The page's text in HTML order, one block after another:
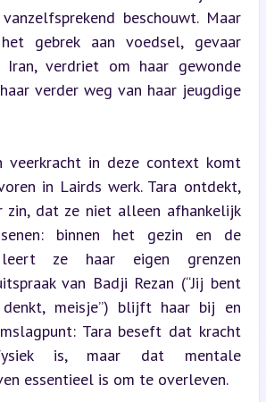
beschouwt. Maar
gebrek aan voedsel, gevaar
Iran, verdriet om haar gewonde
verder weg van haar jeugdige
veerkracht in deze context komt
in Lairds werk. Tara ontdekt,
zin, dat ze niet alleen afhankelijk
binnen het gezin en de
leert ze haar eigen grenzen
van Badji Rezan (“Jij bent
meisje”) blijft haar bij en
Tara beseft dat kracht
is, maar dat mentale
essentieel is om te overleven.